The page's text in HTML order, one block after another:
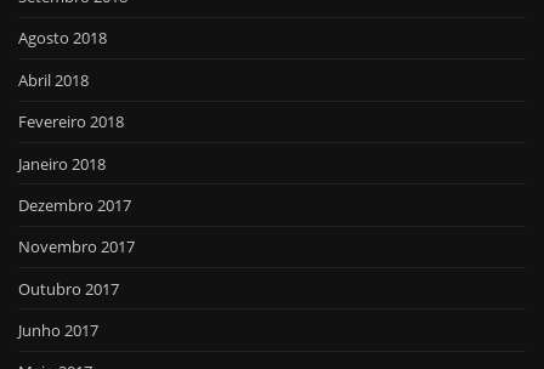
Agosto 2018
Abril 2018
Fevereiro 2018
Janeiro 2018
Dezembro 2017
Novembro 2017
Outubro 2017
Junho 2017